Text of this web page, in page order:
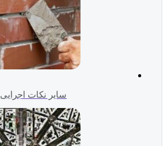
سایر نکات اجرایی